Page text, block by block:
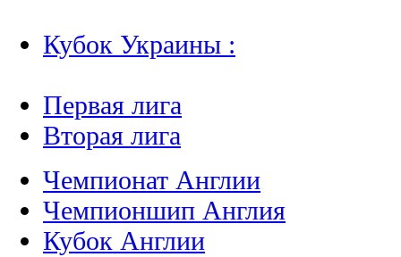
Кубок Украины :
Первая лига
Вторая лига
Чемпионат Англии
Чемпионшип Англия
Кубок Англии